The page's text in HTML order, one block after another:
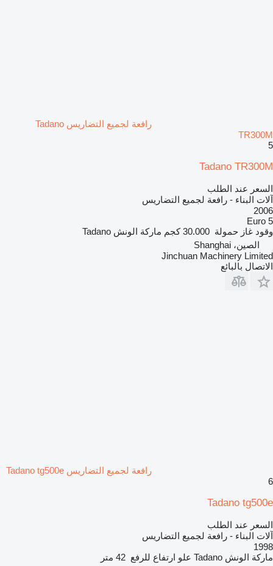
رافعة لجميع التضاريس Tadano
TR300M
5
Tadano TR300M
السعر عند الطلب
آلات البناء - رافعة لجميع التضاريس
2006
Euro 5
وقود غاز حمولة 30.000 كجم ماركة الونش Tadano
الصين، Shanghai
Jinchuan Machinery Limited
الاتصال بالبائع
رافعة لجميع التضاريس Tadano tg500e
6
Tadano tg500e
السعر عند الطلب
آلات البناء - رافعة لجميع التضاريس
1998
ماركة الونش Tadano علو ارتفاع للرفع 42 متر